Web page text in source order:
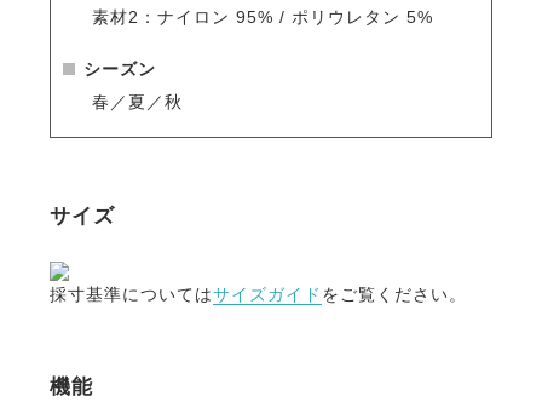
素材2：ナイロン 95% / ポリウレタン 5%
シーズン
春／夏／秋
サイズ
採寸基準についてはサイズガイド をご覧ください。
機能